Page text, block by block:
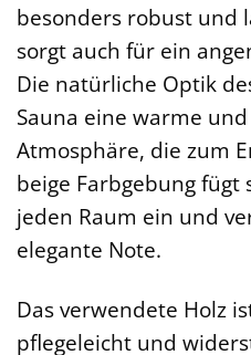
besonders robust und
sorgt auch für ein
Die natürliche Optik
Sauna eine warme
Atmosphäre, die zum
beige Farbgebung fügt
jeden Raum ein und
elegante Note.
Das verwendete Holz
pflegeleicht und